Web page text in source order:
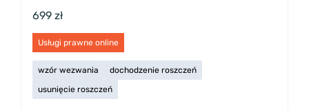
699 zł
Usługi prawne online
wzór wezwania
dochodzenie roszczeń
usunięcie roszczeń